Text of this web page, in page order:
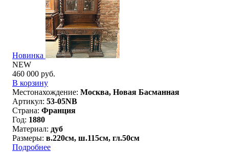
Новинка
NEW
460 000 руб.
В корзину
Местонахождение: Москва, Новая Басманная
Артикул: 53-05NB
Страна: Франция
Год: 1880
Материал: дуб
Размеры: в.220см, ш.115см, гл.50см
Подробнее